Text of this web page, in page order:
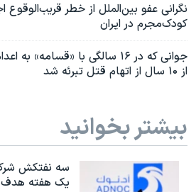
نگرانی عفو بین‌الملل از خطر
کودک‌مجرم در ایران
جوانی که در ۱۶ سالگی با
از ۱۰ سال از اتهام قتل تبرئه شد
بیشتر بخوانید
سه نفتکش
یک هفته هدف